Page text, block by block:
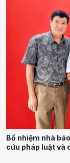
Bổ nhiệm nhà
cứu pháp luật và